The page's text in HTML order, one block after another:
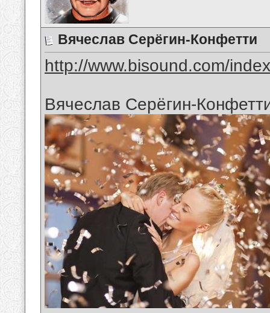
Вячеслав Серёгин-Конфетти
http://www.bisound.com/
Вячеслав Серёгин-